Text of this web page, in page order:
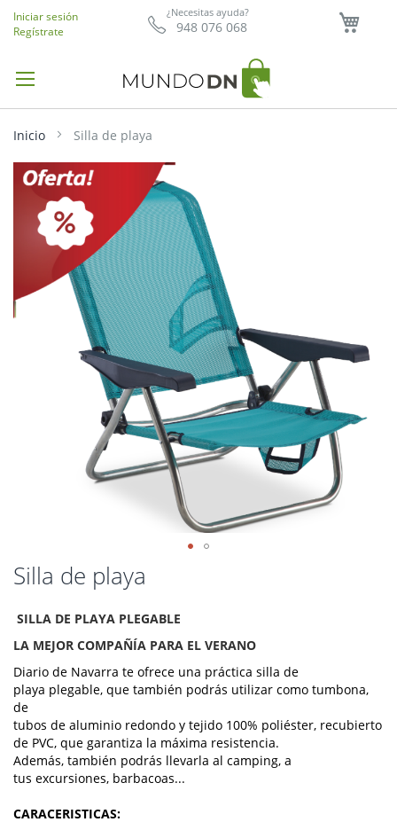
¿Necesitas ayuda?
948 076 068
Iniciar sesión
Regístrate
Inicio Silla de playa
Silla de playa
SILLA DE PLAYA PLEGABLE
LA MEJOR COMPAÑÍA PARA EL VERANO
Diario de Navarra te ofrece una práctica silla de
playa plegable, que también podrás utilizar como tumbona,
de
tubos de aluminio redondo y tejido 100% poliéster, recubierto
de PVC, que garantiza la máxima resistencia.
Además, también podrás llevarla al camping, a
tus excursiones, barbacoas...
CARACERISTICAS:
Saltar
imágenes
Saltar
al
de
la
galería
de
imágenes